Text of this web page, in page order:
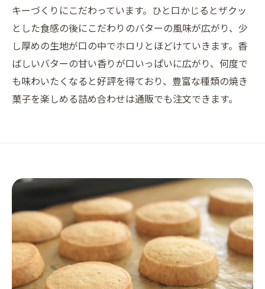
キーづくりにこだわっています。ひと口かじるとザクッ
とした食感の後にこだわりのバターの風味が広がり、少
し厚めの生地が口の中でホロリとほどけていきます。香
ばしいバターの甘い香りが口いっぱいに広がり、何度で
も味わいたくなると好評を得ており、豊富な種類の焼き
菓子を楽しめる詰め合わせは通販でも注文できます。